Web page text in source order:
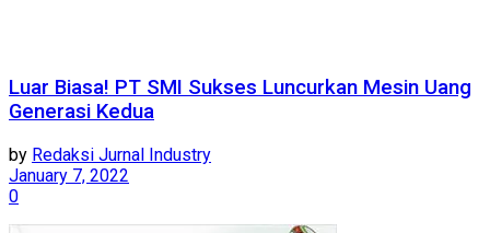
Luar Biasa! PT SMI Sukses Luncurkan Mesin Uang
Generasi Kedua
by Redaksi Jurnal Industry
January 7, 2022
0